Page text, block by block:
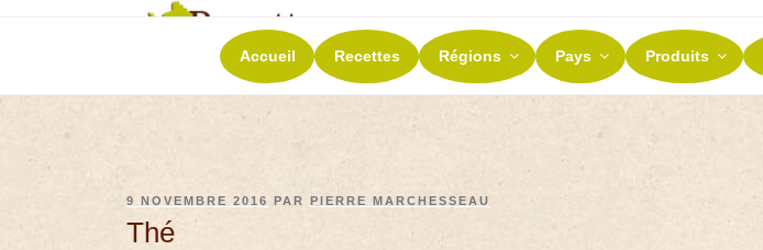
RECETTES ET TERROIRS
La richesse de nos terroirs
Accueil Recettes Régions Pays Produits
9 NOVEMBRE 2016 PARPIERRE MARCHESSEAU
Thé